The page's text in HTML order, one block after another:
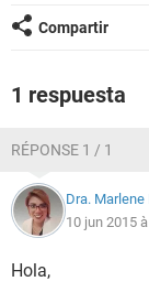
Compartir
1 respuesta
RÉPONSE 1 / 1
Dra.
10 jun 2015
Hola,